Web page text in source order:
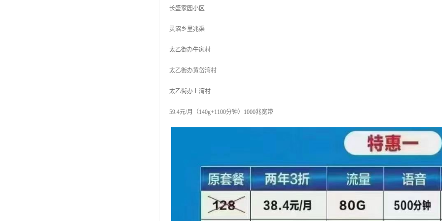
长盛家园小区
灵沼乡里兆渠
太乙街办牛家村
太乙街办黄岱湾村
太乙街办上湾村
59.4元/月（140g+1100分钟）1000兆宽带